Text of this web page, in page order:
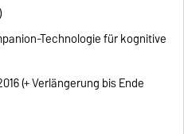
Technologie für kognitive
(+ Verlängerung bis Ende